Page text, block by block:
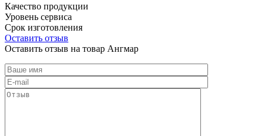
Качество продукции
Уровень сервиса
Срок изготовления
Оставить отзыв
Оставить отзыв на товар Ангмар